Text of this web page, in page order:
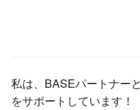
私は、BASEパートナー
をサポートしています！